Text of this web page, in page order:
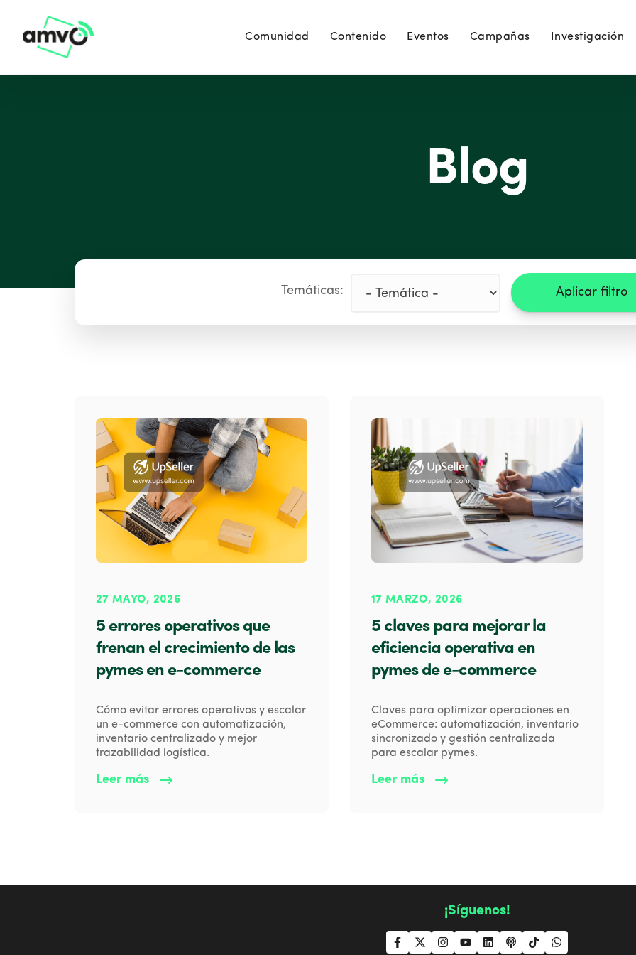
Comunidad Contenido Eventos Campañas Investigación
Blog
Temáticas: Aplicar filtro
27 MAYO, 2026
5 errores operativos que
frenan el crecimiento de las
pymes en e-commerce
Cómo evitar errores operativos y escalar
un e-commerce con automatización,
inventario centralizado y mejor
trazabilidad logística.
Leer más
17 MARZO, 2026
5 claves para mejorar la
eficiencia operativa en
pymes de e-commerce
Claves para optimizar operaciones en
eCommerce: automatización, inventario
sincronizado y gestión centralizada
para escalar pymes.
Leer más
¡Síguenos!